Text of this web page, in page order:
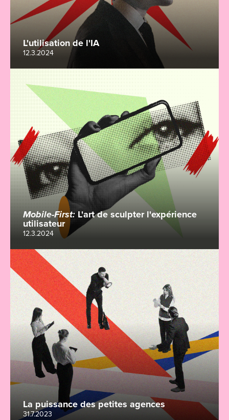
L'utilisation de l'IA
12.3.2024
Mobile-First:L'art de sculpter l'expérience
utilisateur
12.3.2024
La puissance des petites agences
31.7.2023